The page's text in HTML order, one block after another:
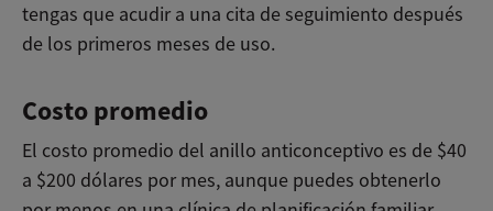
tengas que acudir a una cita de seguimiento después
de los primeros meses de uso.
Costo promedio
El costo promedio del anillo anticonceptivo es de $40
a $200 dólares por mes, aunque puedes obtenerlo